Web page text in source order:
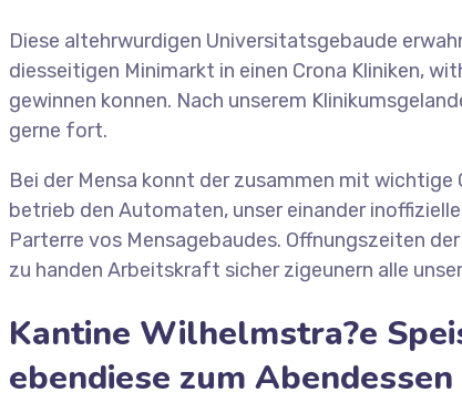
Diese altehrwurdigen Universitatsgebaude
diesseitigen Minimarkt in einen Crona Kliniken,
gewinnen konnen. Nach unserem
gerne fort.
Bei der Mensa konnt der zusammen mit
betrieb den Automaten, unser einander
Parterre vos Mensagebaudes. Offnungszeiten
zu handen Arbeitskraft sicher zigeunern alle
Kantine Wilhelmstra?e
ebendiese zum Abendessen